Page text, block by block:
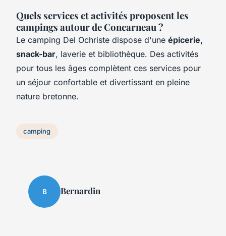
Quels services et activités proposent les
campings autour de Concarneau ?
Le camping Del Ochriste dispose d'une épicerie,
snack-bar, laverie et bibliothèque. Des activités
pour tous les âges complètent ces services pour
un séjour confortable et divertissant en pleine
nature bretonne.
camping
B Bernardin